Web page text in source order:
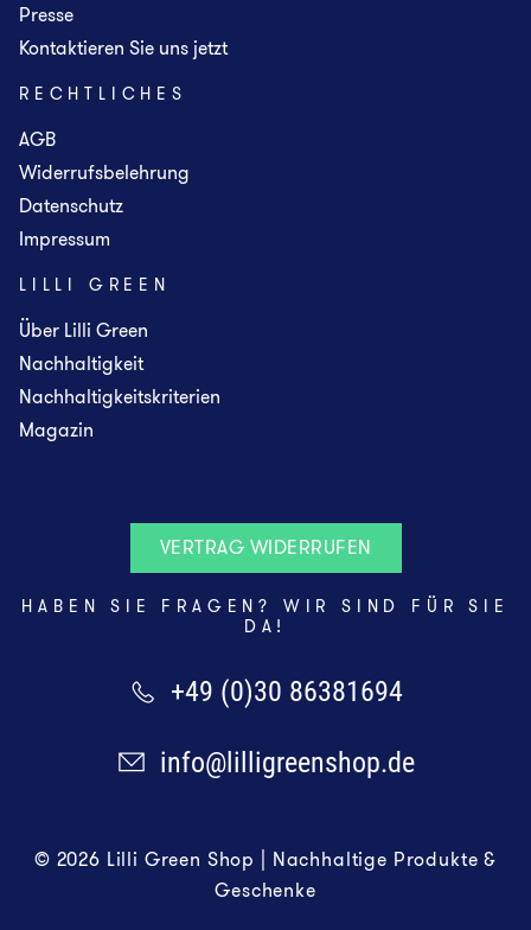
Presse
Kontaktieren Sie uns jetzt
RECHTLICHES
AGB
Widerrufsbelehrung
Datenschutz
Impressum
LILLI GREEN
Über Lilli Green
Nachhaltigkeit
Nachhaltigkeitskriterien
Magazin
VERTRAG WIDERRUFEN
HABEN SIE FRAGEN? WIR SIND FÜR SIE
DA!
+49 (0)30 86381694
info@lilligreenshop.de
© 2026 Lilli Green Shop | Nachhaltige Produkte &
Geschenke